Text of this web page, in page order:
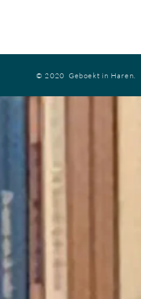
© 2020 Geboekt in Haren.